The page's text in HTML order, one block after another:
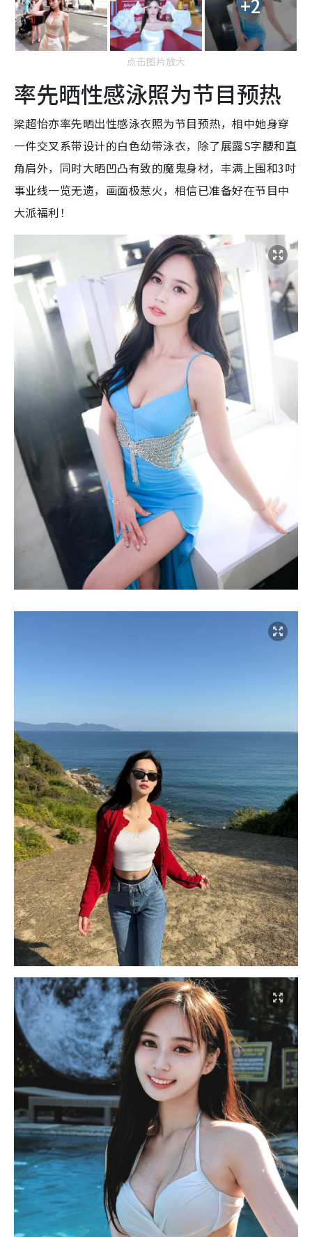
点击图片放大
率先晒性感泳照为节目预热
梁超怡亦率先晒出性感泳衣照为节目预热，相中她身穿
一件交叉系带设计的白色幼带泳衣，除了展露S字腰和直
角肩外，同时大晒凹凸有致的魔鬼身材，丰满上围和3吋
事业线一览无遗，画面极惹火，相信已准备好在节目中
大派福利！